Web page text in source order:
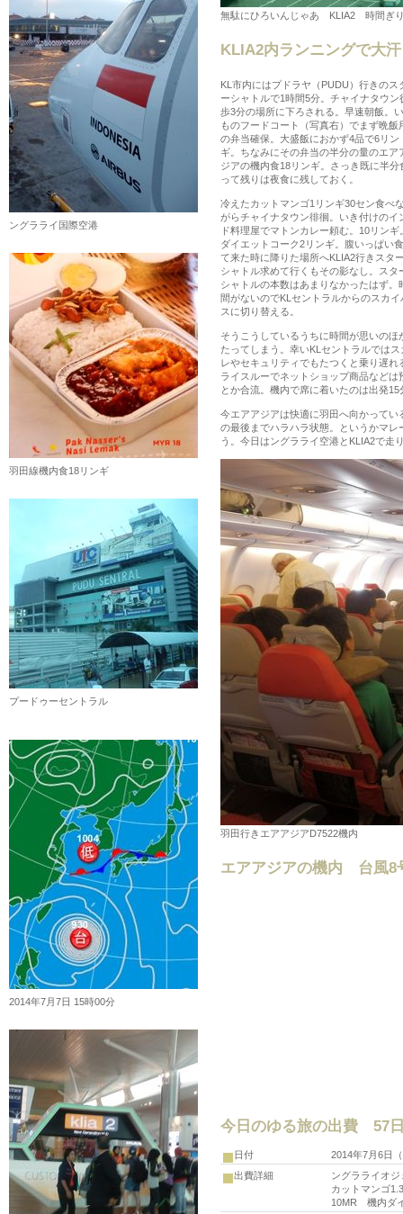
無駄にひろいんじゃあ KLIA2 時間ぎ
KLIA2内ランニングで大汗
KL市内にはプドラヤ（PUDU）行きのス
ーシャトルで1時間5分。チャイナタウン
歩3分の場所に下ろされる。早速朝飯。
ものフードコート（写真右）でまず晩飯
の弁当確保。大盛飯におかず4品で6リン
ギ。ちなみにその弁当の半分の量のエア
ジアの機内食18リンギ。さっき既に半分
って残りは夜食に残しておく。
冷えたカットマンゴ1リンギ30セン食べ
がらチャイナタウン徘徊。いき付けのイ
ド料理屋でマトンカレー頼む。10リンギ
ダイエットコーク2リンギ。腹いっぱい
て来た時に降りた場所へKLIA2行きスタ
シャトル求めて行くもその影なし。スタ
シャトルの本数はあまりなかったはず。
間がないのでKLセントラルからのスカイ
スに切り替える。
そうこうしているうちに時間が思いのほ
たってしまう。幸いKLセントラルでは
レやセキュリティでもたつくと乗り遅
ライスルーでネットショップ商品など
とか合流。機内で席に着いたのは出発
今エアアジアは快適に羽田へ向かって
の最後までハラハラ状態。というかマ
う。今日はングラライ空港とKLIA2で走
羽田行きエアアジアD7522機内
エアアジアの機内 台風8
今日のゆる旅の出費 57
日付
2014年7月6日
出費詳細
ングラライオ
カットマンゴ
10MR 機内ダ
ングラライ国際空港
羽田線機内食18リンギ
プードゥーセントラル
2014年7月7日 15時00分